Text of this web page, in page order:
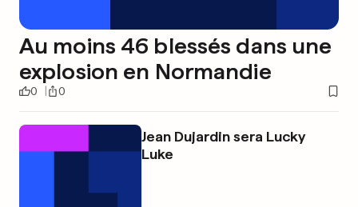
Au moins 46 blessés dans une
explosion en Normandie
0 0
Jean Dujardin sera Lucky
Luke